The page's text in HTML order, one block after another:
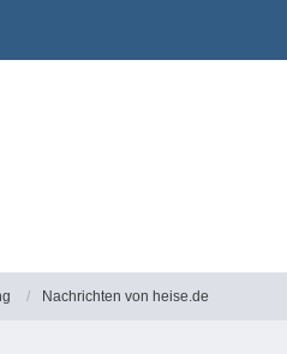
Nachrichten von heise.de